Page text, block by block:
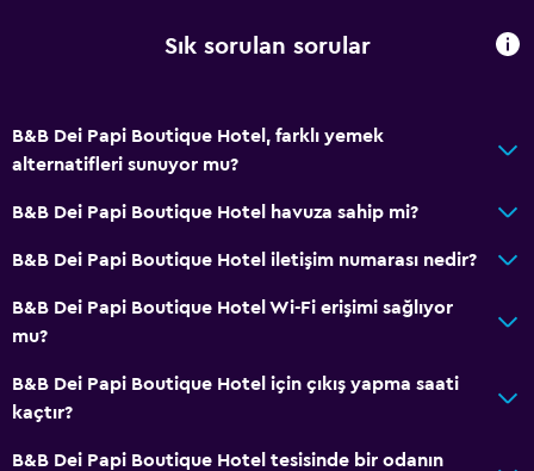
Vücut sabunu
Havlu/çarşaf (ek ücret)
Çöp kutusu
Genel
Özel salona erişim
Ahşap veya parke yer döşemesi
Bağlantılı oda(lar) mevcuttur
Depo
Sakin sokak manzarası
Sık sorulan sorular
B&B Dei Papi Boutique Hotel, farklı yemek
alternatifleri sunuyor mu?
B&B Dei Papi Boutique Hotel havuza sahip mi?
B&B Dei Papi Boutique Hotel iletişim numarası nedir?
B&B Dei Papi Boutique Hotel Wi-Fi erişimi sağlıyor
mu?
B&B Dei Papi Boutique Hotel için çıkış yapma saati
kaçtır?
B&B Dei Papi Boutique Hotel tesisinde bir odanın